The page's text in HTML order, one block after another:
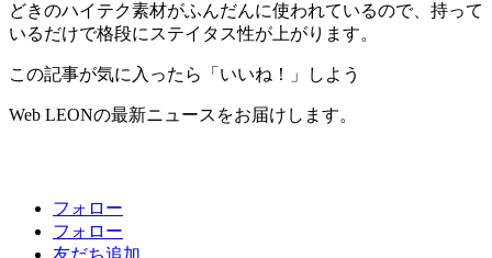
どきのハイテク素材がふんだんに使われているので、持って
いるだけで格段にステイタス性が上がります。
この記事が気に入ったら「いいね！」しよう
Web LEONの最新ニュースをお届けします。
フォロー
フォロー